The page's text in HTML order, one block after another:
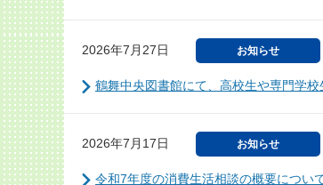
2026年7月27日 お知らせ
鶴舞中央図書館にて、高校生や専門学
2026年7月17日 お知らせ
令和7年度の消費生活相談の概要につい